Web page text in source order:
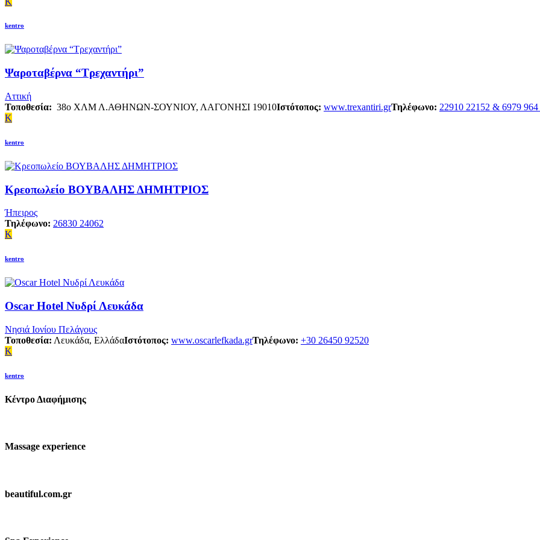
kentro
Ψαροταβέρνα “Τρεχαντήρι”
Αττική
Τοποθεσία: 38ο ΧΛΜ Λ.ΑΘΗΝΩΝ-ΣΟΥΝΙΟΥ, ΛΑΓΟΝΗΣΙ 19010Ιστότοπος: www.trexantiri.grΤηλέφωνο: 22910 22152 & 6979 964
K
kentro
Κρεοπωλείο ΒΟΥΒΑΛΗΣ ΔΗΜΗΤΡΙΟΣ
Ήπειρος
Τηλέφωνο: 26830 24062
K
kentro
Oscar Hotel Νυδρί Λευκάδα
Νησιά Ιονίου Πελάγους
Τοποθεσία: Λευκάδα, ΕλλάδαΙστότοπος: www.oscarlefkada.grΤηλέφωνο: +30 26450 92520
K
kentro
Κέντρο Διαφήμισης
Massage experience
beautiful.com.gr